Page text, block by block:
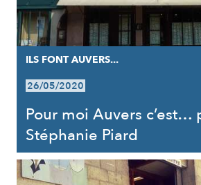
ILS FONT AUVERS...
26/05/2020
Pour moi Auvers c’est…
Stéphanie Piard